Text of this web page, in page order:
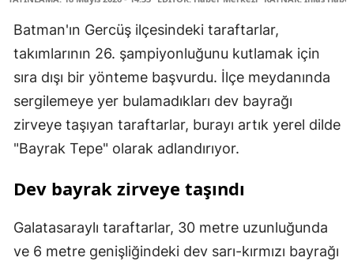
Batman'ın Gercüş ilçesindeki taraftarlar,
takımlarının 26. şampiyonluğunu kutlamak için
sıra dışı bir yönteme başvurdu. İlçe meydanında
sergilemeye yer bulamadıkları dev bayrağı
zirveye taşıyan taraftarlar, burayı artık yerel dilde
"Bayrak Tepe" olarak adlandırıyor.
Dev bayrak zirveye taşındı
Galatasaraylı taraftarlar, 30 metre uzunluğunda
ve 6 metre genişliğindeki dev sarı-kırmızı bayrağı